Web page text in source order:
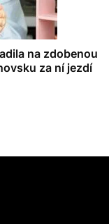
na zdobenou
za ní jezdí